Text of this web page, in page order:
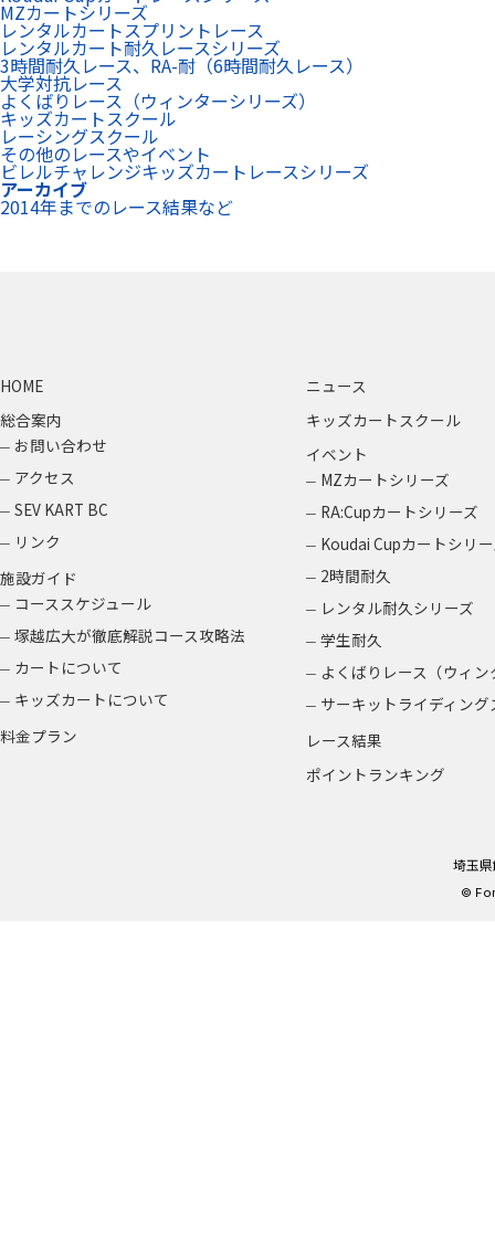
MZカートシリーズ
レンタルカートスプリントレース
レンタルカート耐久レースシリーズ
3時間耐久レース、RA-耐（6時間耐久レース）
大学対抗レース
よくばりレース（ウィンターシリーズ）
キッズカートスクール
レーシングスクール
その他のレースやイベント
ビレルチャレンジキッズカートレースシリーズ
アーカイブ
2014年までのレース結果など
HOME
総合案内
お問い合わせ
アクセス
SEV KART BC
リンク
施設ガイド
コーススケジュール
塚越広大が徹底解説コース攻略法
カートについて
キッズカートについて
料金プラン
ニュース
キッズカートスクール
イベント
MZカートシリーズ
RA:Cupカートシリーズ
Koudai Cupカートシリ
2時間耐久
レンタル耐久シリーズ
学生耐久
よくばりレース（ウィ
サーキットライディン
レース結果
ポイントランキング
埼玉
©